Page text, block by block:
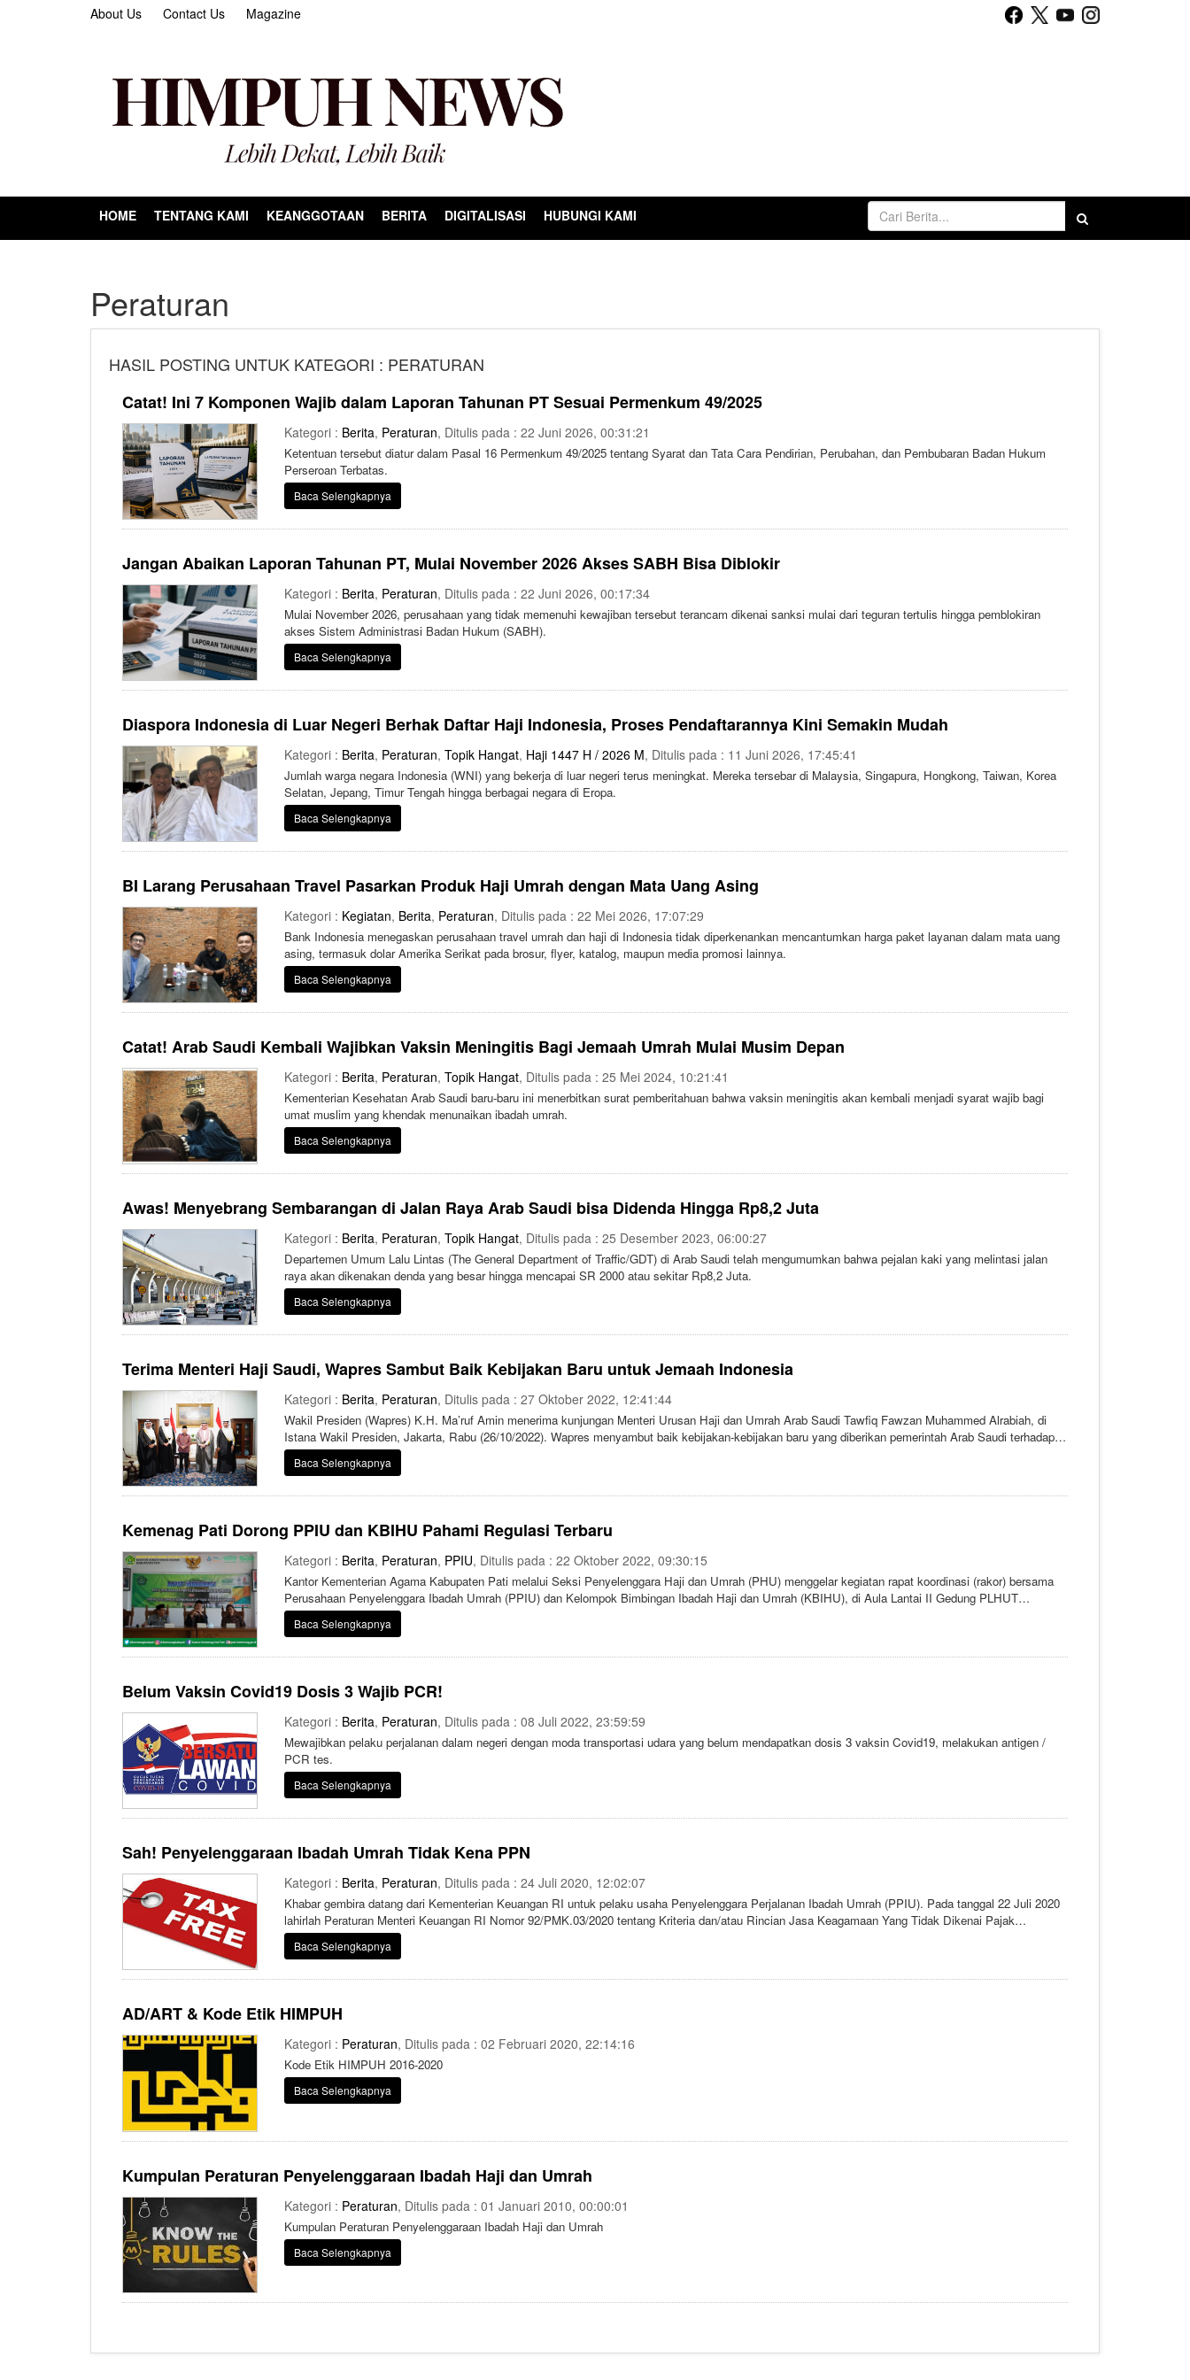
About Us Contact Us Magazine
HOME TENTANG KAMI KEANGGOTAAN BERITA DIGITALISASI HUBUNGI KAMI
Peraturan
HASIL POSTING UNTUK KATEGORI : PERATURAN
Catat! Ini 7 Komponen Wajib dalam Laporan Tahunan PT Sesuai Permenkum 49/2025
Kategori : Berita, Peraturan, Ditulis pada : 22 Juni 2026, 00:31:21
Ketentuan tersebut diatur dalam Pasal 16 Permenkum 49/2025 tentang Syarat dan Tata Cara Pendirian, Perubahan, dan Pembubaran Badan Hukum
Perseroan Terbatas.
Baca Selengkapnya
Jangan Abaikan Laporan Tahunan PT, Mulai November 2026 Akses SABH Bisa Diblokir
Kategori : Berita, Peraturan, Ditulis pada : 22 Juni 2026, 00:17:34
Mulai November 2026, perusahaan yang tidak memenuhi kewajiban tersebut terancam dikenai sanksi mulai dari teguran tertulis hingga pemblokiran
akses Sistem Administrasi Badan Hukum (SABH).
Baca Selengkapnya
Diaspora Indonesia di Luar Negeri Berhak Daftar Haji Indonesia, Proses Pendaftarannya Kini Semakin Mudah
Kategori : Berita, Peraturan, Topik Hangat, Haji 1447 H / 2026 M, Ditulis pada : 11 Juni 2026, 17:45:41
Jumlah warga negara Indonesia (WNI) yang bekerja di luar negeri terus meningkat. Mereka tersebar di Malaysia, Singapura, Hongkong, Taiwan, Korea
Selatan, Jepang, Timur Tengah hingga berbagai negara di Eropa.
Baca Selengkapnya
BI Larang Perusahaan Travel Pasarkan Produk Haji Umrah dengan Mata Uang Asing
Kategori : Kegiatan, Berita, Peraturan, Ditulis pada : 22 Mei 2026, 17:07:29
Bank Indonesia menegaskan perusahaan travel umrah dan haji di Indonesia tidak diperkenankan mencantumkan harga paket layanan dalam mata uang
asing, termasuk dolar Amerika Serikat pada brosur, flyer, katalog, maupun media promosi lainnya.
Baca Selengkapnya
Catat! Arab Saudi Kembali Wajibkan Vaksin Meningitis Bagi Jemaah Umrah Mulai Musim Depan
Kategori : Berita, Peraturan, Topik Hangat, Ditulis pada : 25 Mei 2024, 10:21:41
Kementerian Kesehatan Arab Saudi baru-baru ini menerbitkan surat pemberitahuan bahwa vaksin meningitis akan kembali menjadi syarat wajib bagi
umat muslim yang khendak menunaikan ibadah umrah.
Baca Selengkapnya
Awas! Menyebrang Sembarangan di Jalan Raya Arab Saudi bisa Didenda Hingga Rp8,2 Juta
Kategori : Berita, Peraturan, Topik Hangat, Ditulis pada : 25 Desember 2023, 06:00:27
Departemen Umum Lalu Lintas (The General Department of Traffic/GDT) di Arab Saudi telah mengumumkan bahwa pejalan kaki yang melintasi jalan
raya akan dikenakan denda yang besar hingga mencapai SR 2000 atau sekitar Rp8,2 Juta.
Baca Selengkapnya
Terima Menteri Haji Saudi, Wapres Sambut Baik Kebijakan Baru untuk Jemaah Indonesia
Kategori : Berita, Peraturan, Ditulis pada : 27 Oktober 2022, 12:41:44
Wakil Presiden (Wapres) K.H. Ma’ruf Amin menerima kunjungan Menteri Urusan Haji dan Umrah Arab Saudi Tawfiq Fawzan Muhammed Alrabiah, di
Istana Wakil Presiden, Jakarta, Rabu (26/10/2022). Wapres menyambut baik kebijakan-kebijakan baru yang diberikan pemerintah Arab Saudi terhadap
jemaah umrah dan haji Indonesia.
Baca Selengkapnya
Kemenag Pati Dorong PPIU dan KBIHU Pahami Regulasi Terbaru
Kategori : Berita, Peraturan, PPIU, Ditulis pada : 22 Oktober 2022, 09:30:15
Kantor Kementerian Agama Kabupaten Pati melalui Seksi Penyelenggara Haji dan Umrah (PHU) menggelar kegiatan rapat koordinasi (rakor) bersama
Perusahaan Penyelenggara Ibadah Umrah (PPIU) dan Kelompok Bimbingan Ibadah Haji dan Umrah (KBIHU), di Aula Lantai II Gedung PLHUT
Kemenag Pati
Baca Selengkapnya
Belum Vaksin Covid19 Dosis 3 Wajib PCR!
Kategori : Berita, Peraturan, Ditulis pada : 08 Juli 2022, 23:59:59
Mewajibkan pelaku perjalanan dalam negeri dengan moda transportasi udara yang belum mendapatkan dosis 3 vaksin Covid19, melakukan antigen /
PCR tes.
Baca Selengkapnya
Sah! Penyelenggaraan Ibadah Umrah Tidak Kena PPN
Kategori : Berita, Peraturan, Ditulis pada : 24 Juli 2020, 12:02:07
Khabar gembira datang dari Kementerian Keuangan RI untuk pelaku usaha Penyelenggara Perjalanan Ibadah Umrah (PPIU). Pada tanggal 22 Juli 2020
lahirlah Peraturan Menteri Keuangan RI Nomor 92/PMK.03/2020 tentang Kriteria dan/atau Rincian Jasa Keagamaan Yang Tidak Dikenai Pajak
Pertambahan Nilai.
Baca Selengkapnya
AD/ART & Kode Etik HIMPUH
Kategori : Peraturan, Ditulis pada : 02 Februari 2020, 22:14:16
Kode Etik HIMPUH 2016-2020
Baca Selengkapnya
Kumpulan Peraturan Penyelenggaraan Ibadah Haji dan Umrah
Kategori : Peraturan, Ditulis pada : 01 Januari 2010, 00:00:01
Kumpulan Peraturan Penyelenggaraan Ibadah Haji dan Umrah
Baca Selengkapnya